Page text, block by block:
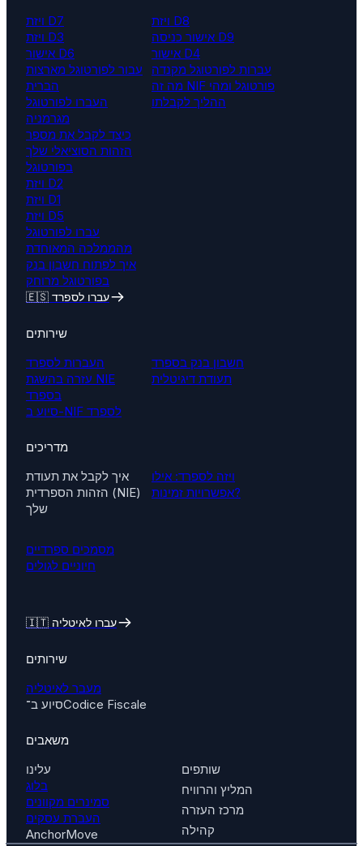
ויזת D7
ויזת D3
אישור D6
עבור לפורטוגל מארצות
הברית
העברו לפורטוגל
מגרמניה
כיצד לקבל את מספר
הזהות הסוציאלי שלך
בפורטוגל
ויזת D8
אישור כניסה D9
אישור D4
עברות לפורטוגל מקנדה
מה זה NIF פורטוגל ומהי
ההליך לקבלתו
ויזת D2
ויזת D1
ויזת D5
עברו לפורטוגל
מהממלכה המאוחדת
איך לפתוח חשבון בנק
בפורטוגל מרוחק
🇪🇸 עברו לספרד
שירותים
העברות לספרד
עזרה בהשגת NIE
בספרד
סיוע ב-NIF לספרד
חשבון בנק בספרד
תעודת דיגיטלית
מדריכים
איך לקבל את תעודת
הזהות הספרדית (NIE)
שלך
ויזה לספרד: אילו
אפשרויות זמינות?
מסמכים ספרדיים
חיוניים לגולים
🇮🇹 עברו לאיטליה
שירותים
מעבר לאיטליה
סיוע ב־Codice Fiscale
משאבים
עלינו
בלוג
סמינרים מקוונים
העברת עסקים
AnchorMove
שותפים
המליץ והרוויח
מרכז העזרה
קהילה